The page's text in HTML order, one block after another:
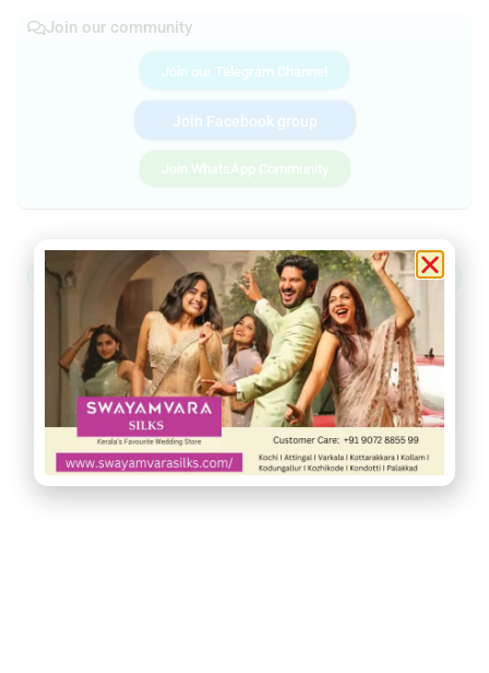
Join our community
Join our Telegram Channel
Join Facebook group
Join WhatsApp Community
ആറ്റിങ്ങൽ വർക്കല ചിറയിൻകീഴ്
നെടുമങ്ങാട് വാമനപുരം കാട്ടാക്കട
അരുവിക്കര ചുറ്റുവട്ടം ഇൻഫോ